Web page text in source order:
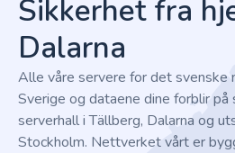
Sikkerhet fra
Dalarna
Alle våre servere for det svenske
Sverige og dataene dine forblir på
serverhall i Tällberg, Dalarna og
Stockholm. Nettverket vårt er